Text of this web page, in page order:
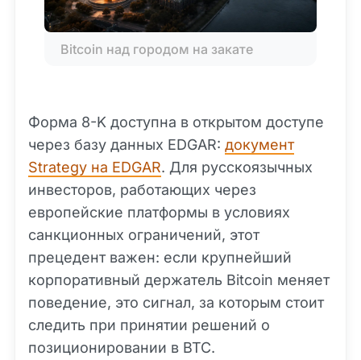
Bitcoin над городом на закате
Форма 8-K доступна в открытом доступе
через базу данных EDGAR: документ
Strategy на EDGAR. Для русскоязычных
инвесторов, работающих через
европейские платформы в условиях
санкционных ограничений, этот
прецедент важен: если крупнейший
корпоративный держатель Bitcoin меняет
поведение, это сигнал, за которым стоит
следить при принятии решений о
позиционировании в BTC.